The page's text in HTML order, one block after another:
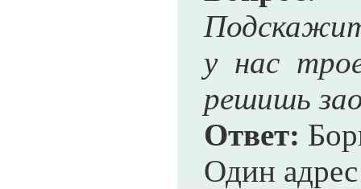
у нас
решишь
Ответ:
Один